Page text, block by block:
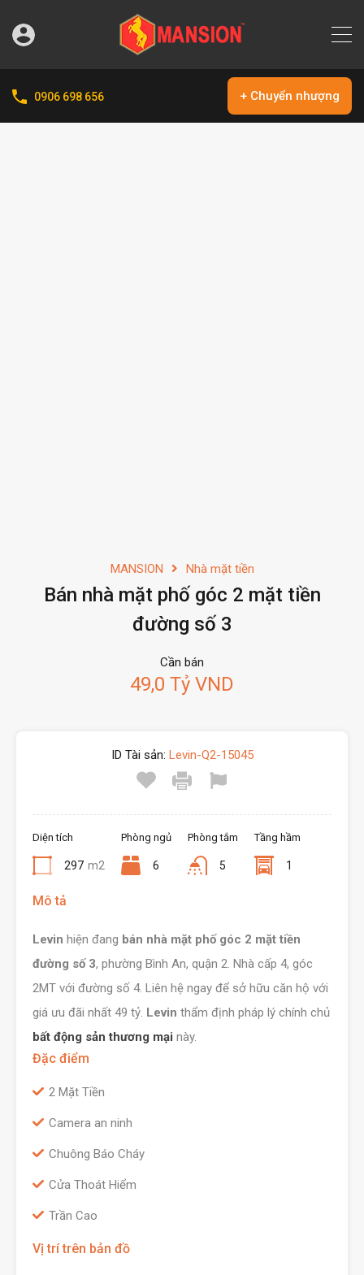
0906 698 656 + Chuyển nhượng
MANSION Nhà mặt tiền
Bán nhà mặt phố góc 2 mặt tiền
đường số 3
Cần bán
49,0 Tỷ VND
ID Tài sản: Levin-Q2-15045
Diện tích
297 m2
Phòng ngủ
6
Phòng tắm
5
Tầng hầm
1
Mô tả
Levin hiện đang bán nhà mặt phố góc 2 mặt tiền
đường số 3, phường Bình An, quận 2. Nhà cấp 4, góc
2MT với đường số 4. Liên hệ ngay để sở hữu căn hộ với
giá ưu đãi nhất 49 tỷ. Levin thẩm định pháp lý chính chủ
bất động sản thương mại này.
Đặc điểm
2 Mặt Tiền
Camera an ninh
Chuông Báo Cháy
Cửa Thoát Hiểm
Trần Cao
Vị trí trên bản đồ